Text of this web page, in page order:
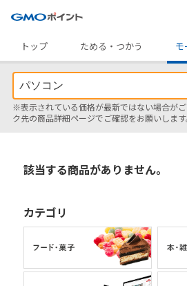
トップ
ためる・つかう モ
※表示されている価格が最新ではない場合が
ク先の商品詳細ページでご確認をお願いします
該当する商品がありません。
カテゴリ